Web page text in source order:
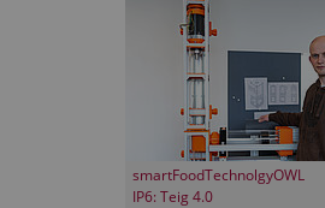
smartFoodTechnolgyOWL
IP6: Teig 4.0